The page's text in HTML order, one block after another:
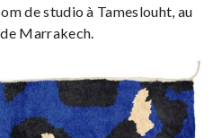
de studio à Tameslouht, au
Marrakech.